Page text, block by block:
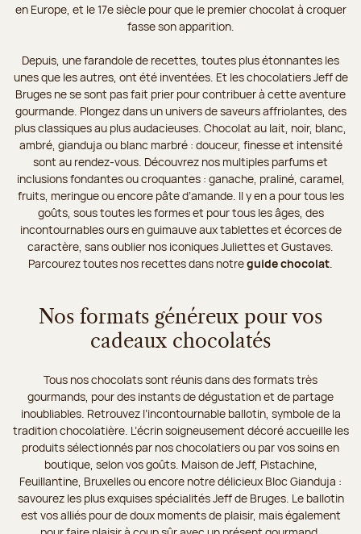
en Europe, et le 17e siècle pour que le premier chocolat à croquer
fasse son apparition.
Depuis, une farandole de recettes, toutes plus étonnantes les
unes que les autres, ont été inventées. Et les chocolatiers Jeff de
Bruges ne se sont pas fait prier pour contribuer à cette aventure
gourmande. Plongez dans un univers de saveurs affriolantes, des
plus classiques au plus audacieuses. Chocolat au lait, noir, blanc,
ambré, gianduja ou blanc marbré : douceur, finesse et intensité
sont au rendez-vous. Découvrez nos multiples parfums et
inclusions fondantes ou croquantes : ganache, praliné, caramel,
fruits, meringue ou encore pâte d’amande. Il y en a pour tous les
goûts, sous toutes les formes et pour tous les âges, des
incontournables ours en guimauve aux tablettes et écorces de
caractère, sans oublier nos iconiques Juliettes et Gustaves.
Parcourez toutes nos recettes dans notreguide chocolat
Nos formats généreux pour vos
cadeaux chocolatés
Tous nos chocolats sont réunis dans des formats très
gourmands, pour des instants de dégustation et de partage
inoubliables. Retrouvez l’incontournable ballotin, symbole de la
tradition chocolatière. L’écrin soigneusement décoré accueille les
produits sélectionnés par nos chocolatiers ou par vos soins en
boutique, selon vos goûts. Maison de Jeff, Pistachine,
Feuillantine, Bruxelles ou encore notre délicieux Bloc Gianduja :
savourez les plus exquises spécialités Jeff de Bruges. Le ballotin
est vos alliés pour de doux moments de plaisir, mais également